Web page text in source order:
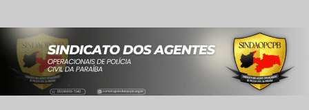
para
conteúdo